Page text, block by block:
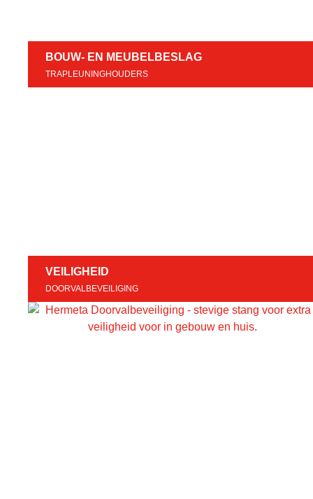
BOUW- EN MEUBELBESLAG
TRAPLEUNINGHOUDERS
VEILIGHEID
DOORVALBEVEILIGING